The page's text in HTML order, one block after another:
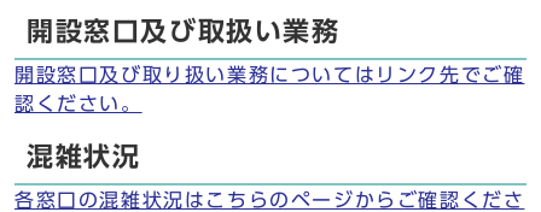
開設窓口及び取扱い業務
開設窓口及び取り扱い業務についてはリンク先でご確
認ください。
混雑状況
各窓口の混雑状況はこちらのページからご確認くださ